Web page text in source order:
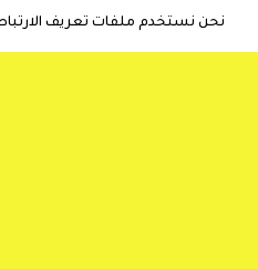
نحن نستخدم ملفات تعريف